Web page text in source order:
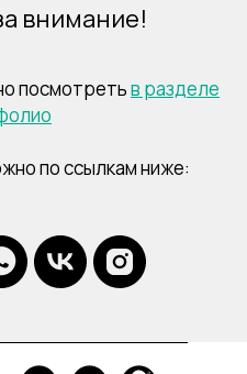
внимание!
посмотретьв разделе
по ссылкам ниже: